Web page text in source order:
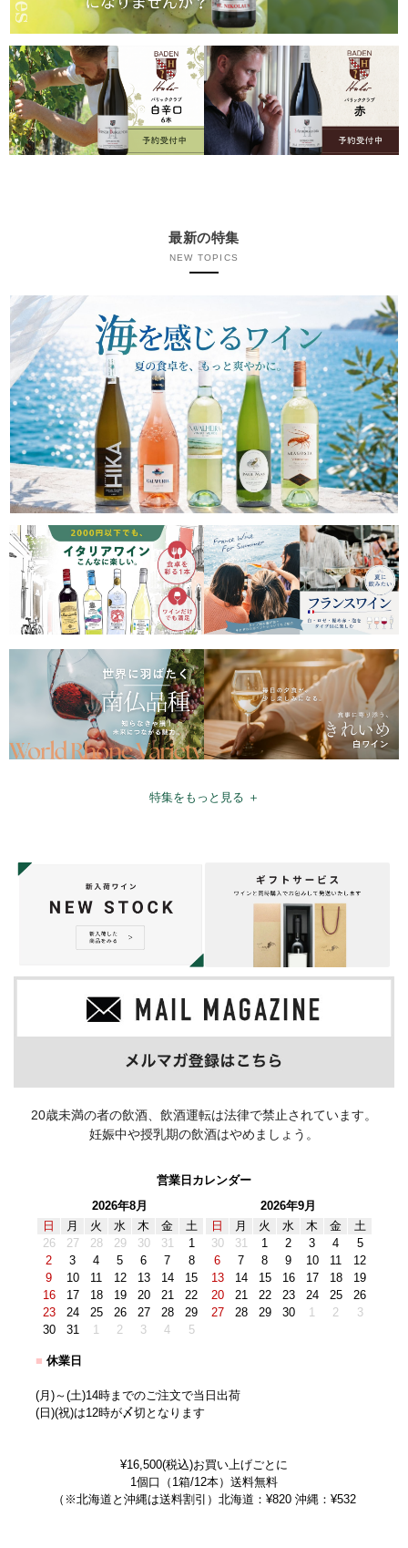
最新の特集
NEW TOPICS
特集をもっと見る ＋
20歳未満の者の飲酒、飲酒運転は法律で禁止されています。
妊娠中や授乳期の飲酒はやめましょう。
営業日カレンダー
2026年8月
日
月 火 水 木 金
土
26
27 28 29 30 31
1
2
3 4 5 6 7
8
9
10 11 12 13 14
15
16
17 18 19 20 21
22
23
24 25 26 27 28
29
30
31 1 2 3 4 5
2026年9月
日
月 火 水 木 金
土
30
31 1 2 3 4
5
6
7 8 9 10 11
12
13
14 15 16 17 18
19
20
21 22 23 24 25
26
27
28 29 30 1 2 3
■ 休業日
(月)～(土)14時までのご注文で当日出荷
(日)(祝)は12時が〆切となります
¥16,500(税込)お買い上げごとに
1個口（1箱/12本）送料無料
（※北海道と沖縄は送料割引）北海道：¥820 沖縄：¥532